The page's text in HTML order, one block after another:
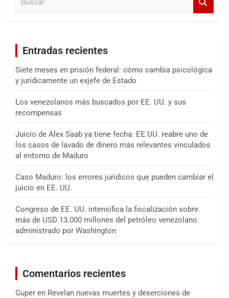
Entradas recientes
Siete meses en prisión federal: cómo cambia psicológica
y jurídicamente un exjefe de Estado
Los venezolanos más buscados por EE. UU. y sus
recompensas
Juicio de Alex Saab ya tiene fecha: EE.UU. reabre uno de
los casos de lavado de dinero más relevantes vinculados
al entorno de Maduro
Caso Maduro: los errores jurídicos que pueden cambiar el
juicio en EE. UU.
Congreso de EE. UU. intensifica la fiscalización sobre
más de USD 13.000 millones del petróleo venezolano
administrado por Washington
Comentarios recientes
Guper en Revelan nuevas muertes y deserciones de